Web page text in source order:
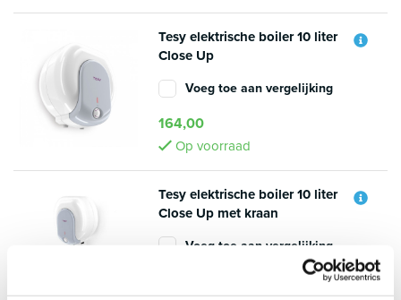
Tesy elektrische boiler 10 liter
Close Up
Voeg toe aan vergelijking
164,00
Op voorraad
Tesy elektrische boiler 10 liter
Close Up met kraan
Voeg toe aan vergelijking